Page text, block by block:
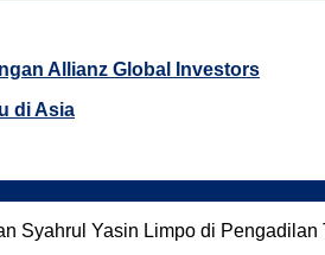
Allianz Global Investors
di Asia
Syahrul Yasin Limpo di